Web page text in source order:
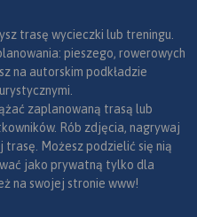
trasę wycieczki lub treningu.
pieszego, rowerowych
na autorskim podkładzie
zaplanowaną trasą lub
Rób zdjęcia, nagrywaj
trasę. Możesz podzielić się nią
jako prywatną tylko dla
na swojej stronie www!